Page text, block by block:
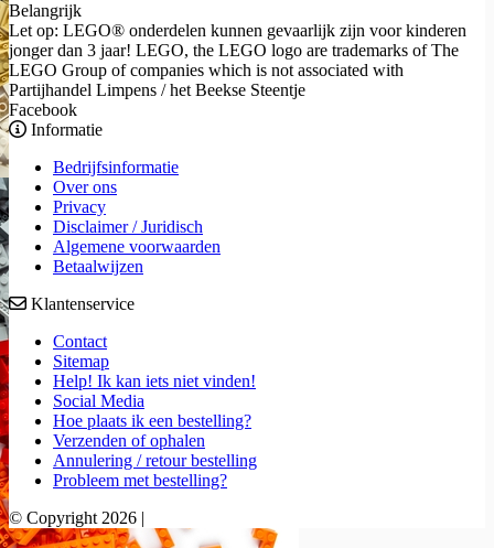
Belangrijk
Let op: LEGO® onderdelen kunnen gevaarlijk zijn voor kinderen
jonger dan 3 jaar! LEGO, the LEGO logo are trademarks of The
LEGO Group of companies which is not associated with
Partijhandel Limpens / het Beekse Steentje
Facebook
Informatie
Bedrijfsinformatie
Over ons
Privacy
Disclaimer / Juridisch
Algemene voorwaarden
Betaalwijzen
Klantenservice
Contact
Sitemap
Help! Ik kan iets niet vinden!
Social Media
Hoe plaats ik een bestelling?
Verzenden of ophalen
Annulering / retour bestelling
Probleem met bestelling?
© Copyright 2026 |